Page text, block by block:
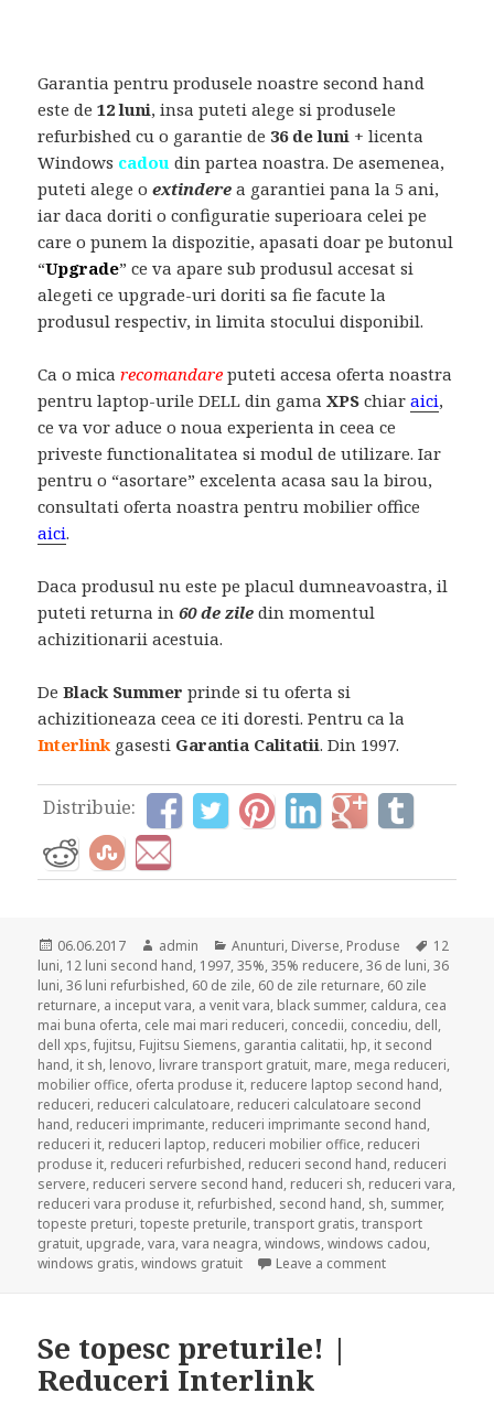
Garantia pentru produsele noastre second hand
este de12 luni, insa puteti alege si produsele
refurbished cu o garantie de 36 de luni + licenta
Windows cadou din partea noastra. De asemenea,
puteti alege oextindere a garantiei pana la 5 ani,
iar daca doriti o configuratie superioara celei pe
care o punem la dispozitie, apasati doar pe butonul
“Upgrade” ce va apare sub produsul accesat si
alegeti ce upgrade-uri doriti sa fie facute la
produsul respectiv, in limita stocului disponibil.
Ca o micarecomandare puteti accesa oferta noastra
pentru laptop-urile DELL din gamaXPS chiaraici,
ce va vor aduce o noua experienta in ceea ce
priveste functionalitatea si modul de utilizare. Iar
pentru o “asortare” excelenta acasa sau la birou,
consultati oferta noastra pentru mobilier office
aici.
Daca produsul nu este pe placul dumneavoastra, il
puteti returna in60 de zile din momentul
achizitionarii acestuia.
DeBlack Summer prinde si tu oferta si
achizitioneaza ceea ce iti doresti. Pentru ca la
Interlink gasesti Garantia Calitatii. Din 1997.
Distribuie:
Posted
on
06.06.2017 Author
admin Categories
Anunturi, Diverse, Produse Tags
12
luni, 12 luni second hand, 1997,35%,35% reducere,36 de luni,36
luni,36 luni refurbished, 60 de zile, 60 de zile returnare, 60 zile
returnare, a inceput vara, a venit vara, black summer, caldura, cea
mai buna oferta, cele mai mari reduceri, concedii, concediu, dell,
dell xps,fujitsu, Fujitsu Siemens, garantia calitatii, hp, it second
hand, it sh, lenovo, livrare transport gratuit, mare, mega reduceri,
mobilier office, oferta produse it, reducere laptop second hand,
reduceri, reduceri calculatoare, reduceri calculatoare second
hand, reduceri imprimante, reduceri imprimante second hand,
reduceri it, reduceri laptop, reduceri mobilier office, reduceri
produse it, reduceri refurbished, reduceri second hand, reduceri
servere, reduceri servere second hand, reduceri sh, reduceri vara,
reduceri vara produse it, refurbished, second hand, sh, summer,
topeste preturi,topeste preturile,transport gratis,transport
gratuit, upgrade,vara,vara neagra,windows,windows cadou,
windows gratis,windows gratuit Leave a commenton Black
Se topesc preturile! |
Reduceri Interlink